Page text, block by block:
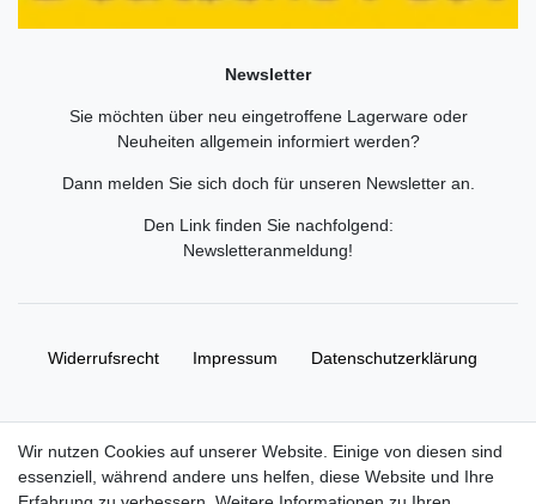
Newsletter
Sie möchten über neu eingetroffene Lagerware oder
Neuheiten allgemein informiert werden?
Dann melden Sie sich doch für unseren Newsletter an.
Den Link finden Sie nachfolgend:
Newsletteranmeldung!
Widerrufs­recht Impressum Daten­schutz­erklärung
© Copyright 2026 | Alle Rechte vorbehalten. HL-
Wir nutzen Cookies auf unserer Website. Einige von diesen sind
essenziell, während andere uns helfen, diese Website und Ihre